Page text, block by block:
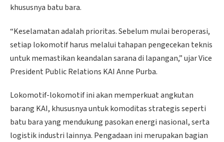
khususnya batu bara.
“Keselamatan adalah prioritas. Sebelum mulai beroperasi,
setiap lokomotif harus melalui tahapan pengecekan teknis
untuk memastikan keandalan sarana di lapangan,” ujar Vice
President Public Relations KAI Anne Purba.
Lokomotif-lokomotif ini akan memperkuat angkutan
barang KAI, khususnya untuk komoditas strategis seperti
batu bara yang mendukung pasokan energi nasional, serta
logistik industri lainnya. Pengadaan ini merupakan bagian